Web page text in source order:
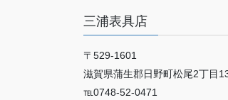
三浦表具店
〒529-1601
滋賀県蒲生郡日野町松尾2丁目
℡0748-52-0471